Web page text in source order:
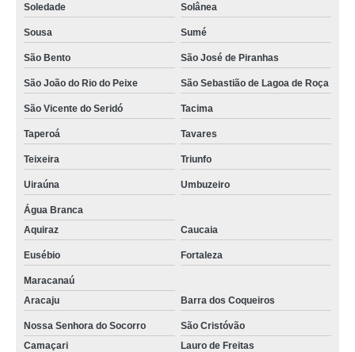
auditório corporativo alugar Paulista
onde faz locação de auditório para palestra Cachoeira dos Índios
onde faz locação de auditório palestra Esperança
onde encontrar auditório para 70 pessoas Massaranduba
onde encontrar auditório palestra Campina Grande
onde encontrar auditório para 100 pessoas São Sebastião de Lagoa de
auditório para eventos alugar Santa Luzia
auditório para 50 pessoas locar Juru
auditório para 100 pessoas locar Areia
onde encontrar auditório 50 pessoas Cabedelo
onde encontrar auditório palestra Boqueirão
onde encontrar auditório para 100 pessoas Bananeiras
onde faz locação de auditório coworking Ingá
Soledade Solânea
Sousa Sumé
São Bento São José de Piranhas
São João do Rio do Peixe São Sebastião de Lagoa de Roça
São Vicente do Seridó Tacima
Taperoá Tavares
Teixeira Triunfo
Uiraúna Umbuzeiro
Água Branca
Aquiraz
Caucaia
Eusébio Fortaleza
Maracanaú
Aracaju
Barra dos Coqueiros
Nossa Senhora do Socorro
São Cristóvão
Camaçari
Lauro de Freitas